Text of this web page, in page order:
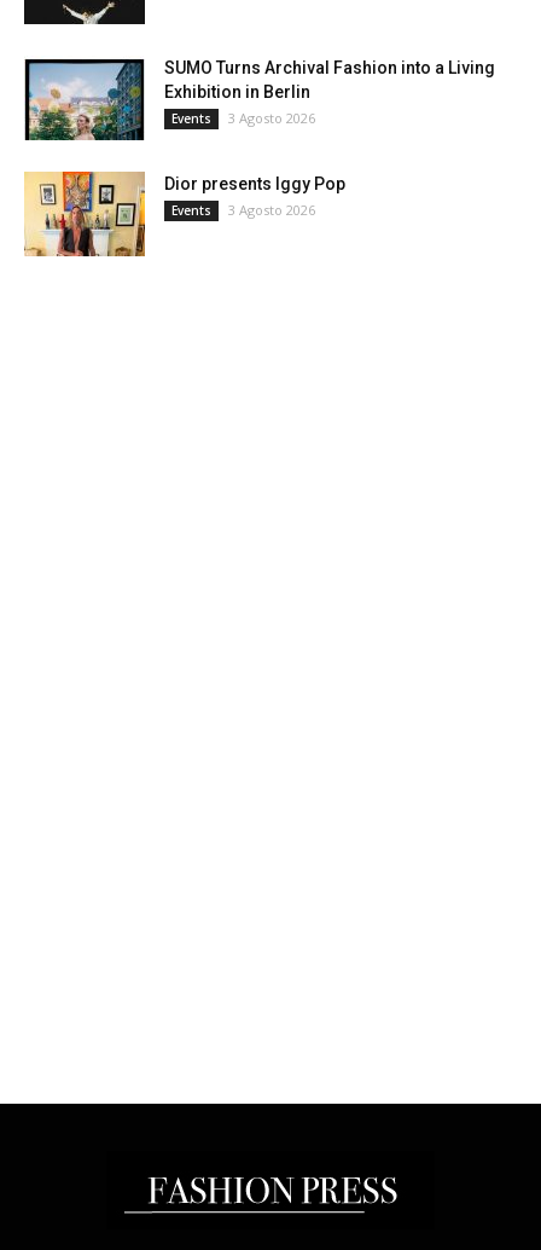
SUMO Turns Archival Fashion into a Living
Exhibition in Berlin
Events 3 Agosto 2026
Dior presents Iggy Pop
Events 3 Agosto 2026